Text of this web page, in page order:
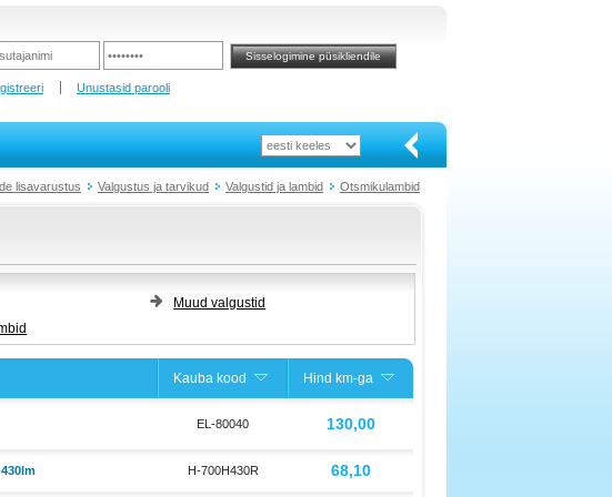
Unustasid parooli
lisavarustus Valgustus ja tarvikud Valgustid ja lambid Otsmikulambid
Muud valgustid
Kauba kood Hind km-ga
EL-80040 130,00
H-700H430R 68,10